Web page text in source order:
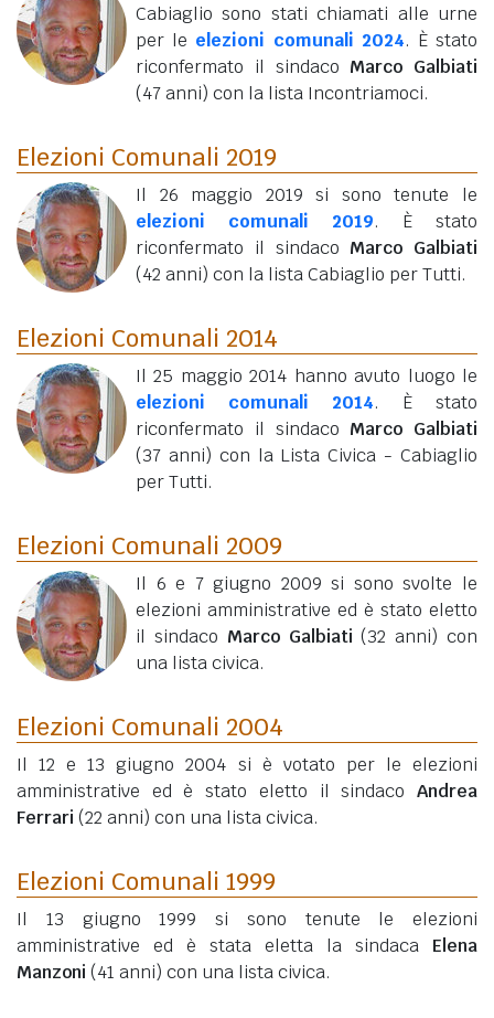
Cabiaglio sono stati chiamati alle urne
per le elezioni comunali 2024. È stato
riconfermato il sindaco Marco Galbiati
(47 anni) con la lista Incontriamoci.
Elezioni Comunali 2019
Il 26 maggio 2019 si sono tenute le
elezioni comunali 2019. È stato
riconfermato il sindaco Marco Galbiati
(42 anni) con la lista Cabiaglio per Tutti.
Elezioni Comunali 2014
Il 25 maggio 2014 hanno avuto luogo le
elezioni comunali 2014. È stato
riconfermato il sindaco Marco Galbiati
(37 anni) con la Lista Civica - Cabiaglio
per Tutti.
Elezioni Comunali 2009
Il 6 e 7 giugno 2009 si sono svolte le
elezioni amministrative ed è stato eletto
il sindaco Marco Galbiati (32 anni) con
una lista civica.
Elezioni Comunali 2004
Il 12 e 13 giugno 2004 si è votato per le elezioni
amministrative ed è stato eletto il sindaco Andrea
Ferrari (22 anni) con una lista civica.
Elezioni Comunali 1999
Il 13 giugno 1999 si sono tenute le elezioni
amministrative ed è stata eletta la sindaca Elena
Manzoni (41 anni) con una lista civica.